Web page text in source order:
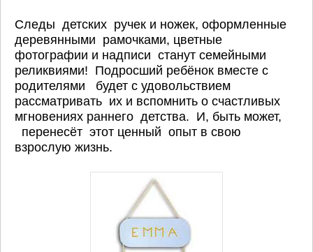
Следы детских ручек и ножек, оформленные
деревянными рамочками, цветные
фотографии и надписи станут семейными
реликвиями! Подросший ребёнок вместе с
родителями будет с удовольствием
рассматривать их и вспомнить о счастливых
мгновениях раннего детства. И, быть может,
перенесёт этот ценный опыт в свою
взрослую жизнь.